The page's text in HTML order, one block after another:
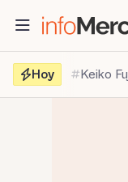
contenido
Hoy
Keiko